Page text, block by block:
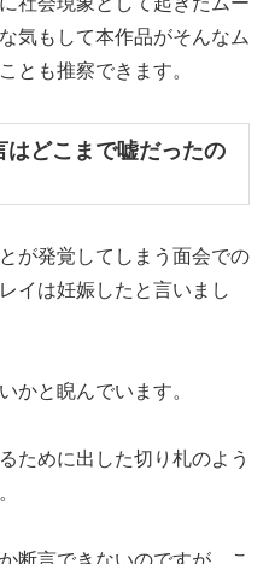
気もして本作品がそんなム
とも推察できます。
どこまで嘘だったの
が発覚してしまう面会での
イは妊娠したと言いまし
かと睨んでいます。
ために出した切り札のよう
断言できないのですが、こ